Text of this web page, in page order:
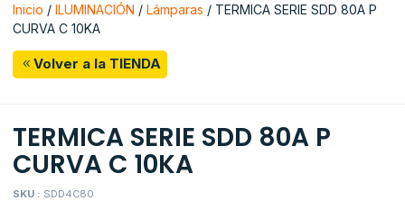
Inicio / ILUMINACIÓN / Lámparas / TERMICA SERIE SDD 80A P
CURVA C 10KA
Volver a la TIENDA
TERMICA SERIE SDD 80A P
CURVA C 10KA
SKU : SDD4C80